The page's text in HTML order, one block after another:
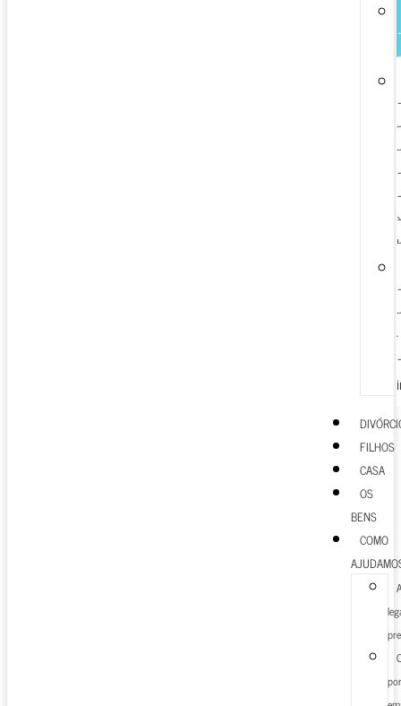
FILHOS
CASA
OS
BENS
COMO
por